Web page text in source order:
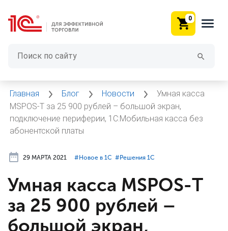
0
Главная Блог Новости
Умная касса
MSPOS-Т за 25 900 рублей – большой экран,
подключение периферии, 1C:Мобильная касса без
абонентской платы
29 МАРТА 2021 #⁣Новое в 1С #⁣Решения 1С
Умная касса MSPOS-Т
за 25 900 рублей –
большой экран,